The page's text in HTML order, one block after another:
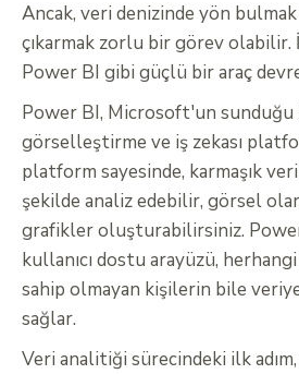
Ancak, veri denizinde yön
çıkarmak zorlu bir görev olabilir.
Power BI gibi güçlü bir araç
Power BI, Microsoft'un sunduğu
görselleştirme ve iş zekası
platform sayesinde, karmaşık
şekilde analiz edebilir, görsel
grafikler oluşturabilirsiniz.
kullanıcı dostu arayüzü,
sahip olmayan kişilerin bile veriye
sağlar.
Veri analitiği sürecindeki ilk